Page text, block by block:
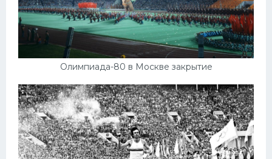
Олимпиада-80 в Москве закрытие